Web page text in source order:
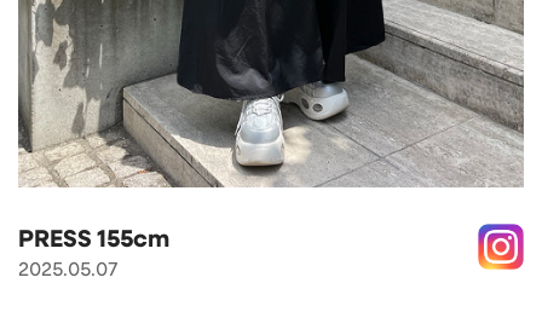
SHOES/SOCKS シューズ・ソックス
RAIN GOODSレイングッズ
GOODS雑貨
ALLすべて
WALLET財布
BRAND
PRICE
在庫のある商品のみ表示
PRESS 155cm
2025.05.07